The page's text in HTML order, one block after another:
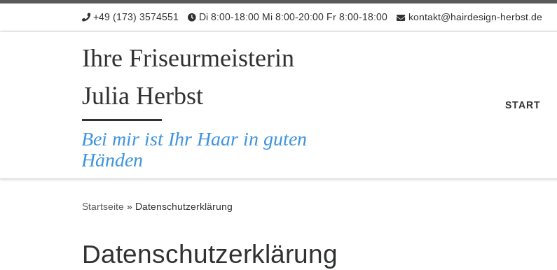
Zum Inhalt springen+49 (173) 3574551 Di 8:00-18:00 Mi 8:00-20:00 Fr 8:00-18:00 kontakt@hairdesign-herbst.de
Ihre Friseurmeisterin
Julia Herbst
Bei mir ist Ihr Haar in guten
Händen
START
Startseite » Datenschutzerklärung
Datenschutzerklärung